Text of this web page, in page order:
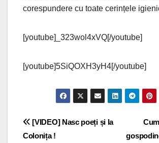
corespundere cu toate cerințele
[youtube]_323wol4xVQ[/youtube]
[youtube]5SiQOXH3yH4[/youtube]
Navigare
[VIDEO] Nasc poeți și la
Colonița !